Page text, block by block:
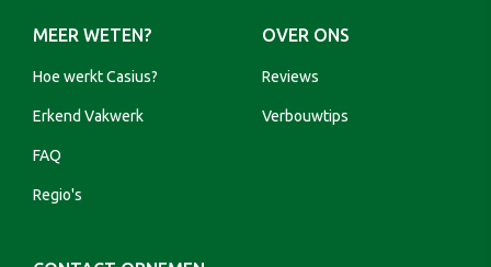
MEER WETEN?
Hoe werkt Casius?
Erkend Vakwerk
FAQ
Regio's
OVER ONS
Reviews
Verbouwtips